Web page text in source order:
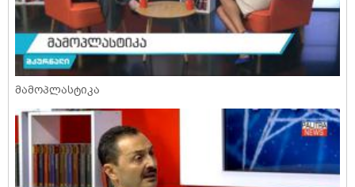
მამოპლასტიკა